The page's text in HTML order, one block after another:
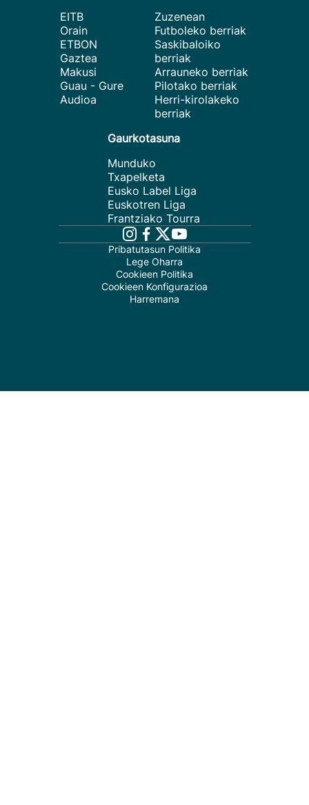
EITB
Orain
ETBON
Gaztea
Makusi
Guau - Gure
Audioa
Zuzenean
Futboleko berriak
Saskibaloiko
berriak
Arrauneko berriak
Pilotako berriak
Herri-kirolakeko
berriak
Gaurkotasuna
Munduko
Txapelketa
Eusko Label Liga
Euskotren Liga
Frantziako Tourra
Pribatutasun Politika
Lege Oharra
Cookieen Politika
Cookieen Konfigurazioa
Harremana